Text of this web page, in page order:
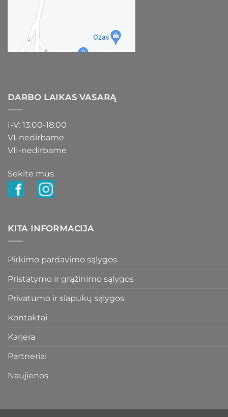
DARBO LAIKAS VASARĄ
I-V: 13:00-18:00
VI-nedirbame
VII-nedirbame
Sekite mus
KITA INFORMACIJA
Pirkimo pardavimo sąlygos
Pristatymo ir grąžinimo sąlygos
Privatumo ir slapukų sąlygos
Kontaktai
Karjera
Partneriai
Naujienos